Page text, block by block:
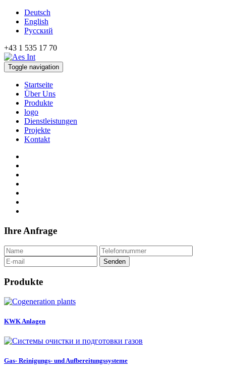
Deutsch
English
Русский
+43 1 535 17 70
Toggle navigation
Startseite
Über Uns
Produkte
logo
Dienstleistungen
Projekte
Kontakt
Ihre Anfrage
Produkte
KWK Anlagen
Gas- Reinigungs- und Aufbereitungssysteme